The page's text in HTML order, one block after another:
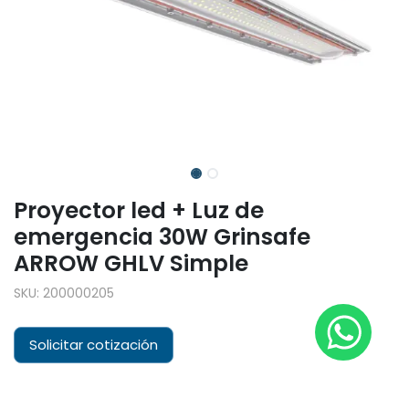
Proyector led + Luz de
emergencia 30W Grinsafe
ARROW GHLV Simple
SKU: 200000205
Solicitar cotización